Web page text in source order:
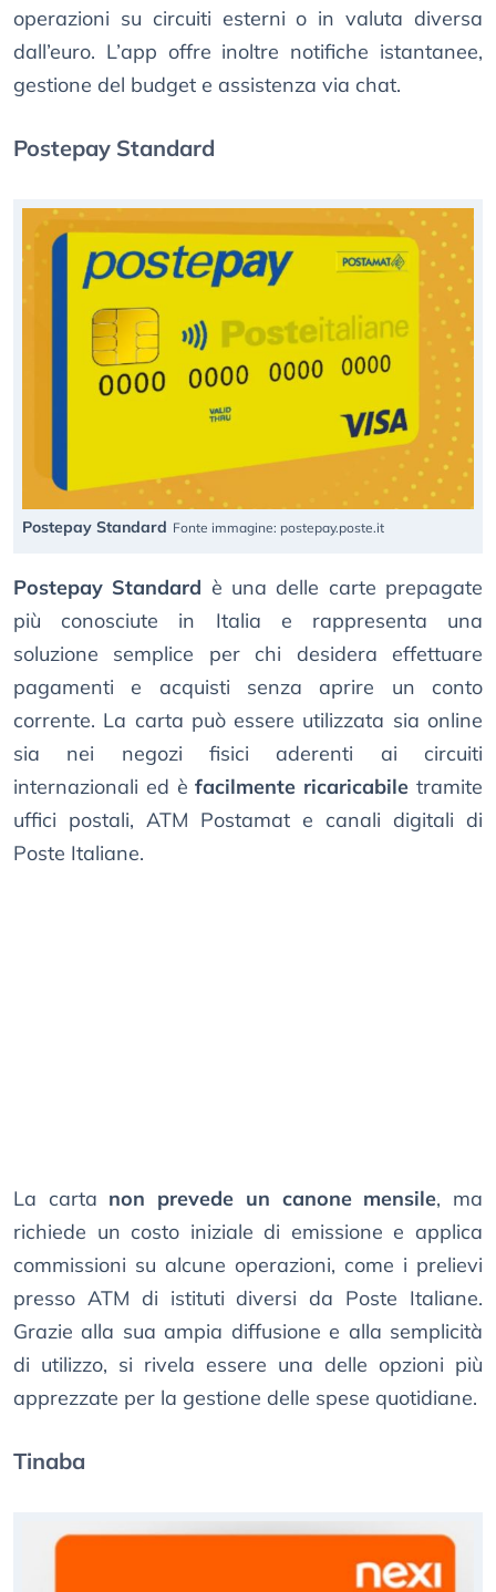
operazioni su circuiti esterni o in valuta diversa
dall’euro. L’app offre inoltre notifiche istantanee,
gestione del budget e assistenza via chat.
Postepay Standard
Postepay Standard Fonte immagine: postepay.poste.it
Postepay Standard è una delle carte prepagate
più conosciute in Italia e rappresenta una
soluzione semplice per chi desidera effettuare
pagamenti e acquisti senza aprire un conto
corrente. La carta può essere utilizzata sia online
sia nei negozi fisici aderenti ai circuiti
internazionali ed è facilmente ricaricabile tramite
uffici postali, ATM Postamat e canali digitali di
Poste Italiane.
La carta non prevede un canone mensile, ma
richiede un costo iniziale di emissione e applica
commissioni su alcune operazioni, come i prelievi
presso ATM di istituti diversi da Poste Italiane.
Grazie alla sua ampia diffusione e alla semplicità
di utilizzo, si rivela essere una delle opzioni più
apprezzate per la gestione delle spese quotidiane.
Tinaba